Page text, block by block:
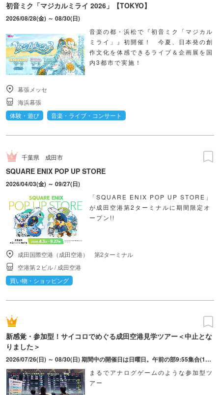
初音ミク「マジカルミライ 2026」【TOKYO】
2026/08/28(金) ～ 08/30(日)
音楽の都・浜松で『初音ミク「マジカル
ミライ」』初開催！ 今夏、日本発の創
作文化を体感できるライブ＆企画展を国
内3都市で実施！
幕張メッセ
海浜幕張
体験・遊び
音楽・ライブ・コンサート
千葉県 成田市
SQUARE ENIX POP UP STORE
2026/04/03(金) ～ 09/27(日)
「SQUARE ENIX POP UP STORE」
が成田空港第2ターミナルに期間限定オ
ープン!!
成田国際空港（成田空港） 第2ターミナル
空港第２ビル/成田空港
買い物・ショッピング
新感覚・参加型！サイコロでめぐる成田空港見学ツアー＜中止とな
りました＞
2026/07/26(日) ～ 08/30(日) 期間中の開催日は日曜日。午前の部9:55集合(10:00開始)/午後の部14:10集合(14:15開始)。各集合時刻の10分前から受付開始。※企画内容見直しの為、一旦実施取りやめ。
まるでアナログゲームのような参加型ツ
アー